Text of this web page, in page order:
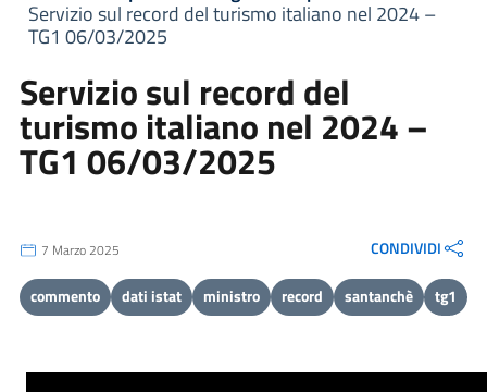
Servizio sul record del turismo italiano nel 2024 –
TG1 06/03/2025
Servizio sul record del
turismo italiano nel 2024 –
TG1 06/03/2025
7 Marzo 2025 CONDIVIDI
commento dati istat ministro record santanchè tg1